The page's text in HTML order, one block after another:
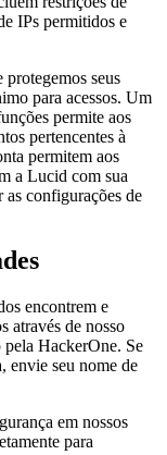
IPs permitidos e
protegemos seus
para acessos. Um
permite aos
pertencentes à
permitem aos
a Lucid com sua
as configurações de
encontrem e
através de nosso
pela HackerOne. Se
envie seu nome de
em nossos
para